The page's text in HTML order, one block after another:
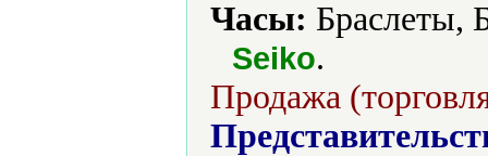
Часы: Браслеты,
Seiko.
Продажа